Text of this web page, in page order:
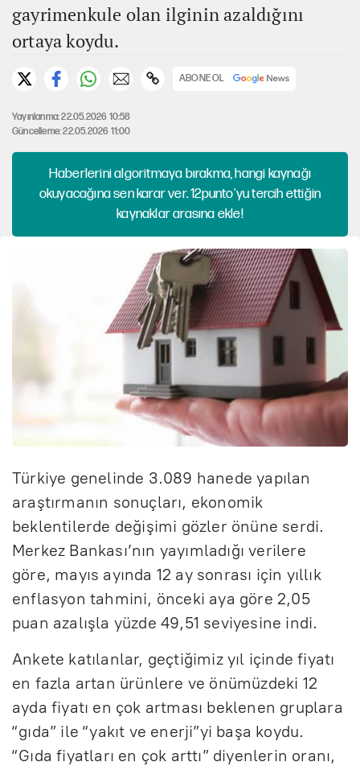
gayrimenkule olan ilginin azaldığını
ortaya koydu.
ABONE OL
Yayınlanma: 22.05.2026 10:58
Güncelleme: 22.05.2026 11:00
Haberlerini algoritmaya bırakma, hangi kaynağı
okuyacağına sen karar ver. 12punto'yu tercih ettiğin
kaynaklar arasına ekle!
Türkiye genelinde 3.089 hanede yapılan
araştırmanın sonuçları, ekonomik
beklentilerde değişimi gözler önüne serdi.
Merkez Bankası’nın yayımladığı verilere
göre, mayıs ayında 12 ay sonrası için yıllık
enflasyon tahmini, önceki aya göre 2,05
puan azalışla yüzde 49,51 seviyesine indi.
Ankete katılanlar, geçtiğimiz yıl içinde fiyatı
en fazla artan ürünlere ve önümüzdeki 12
ayda fiyatı en çok artması beklenen gruplara
“gıda” ile “yakıt ve enerji”yi başa koydu.
“Gıda fiyatları en çok arttı” diyenlerin oranı,